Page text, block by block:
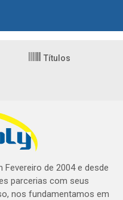
Títulos
de 2004 e desde
parcerias com seus
nos fundamentamos em